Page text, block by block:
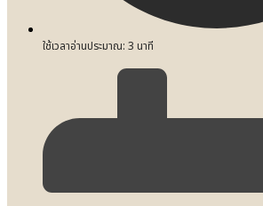
ใช้เวลาอ่านประมาณ: 3 นาที